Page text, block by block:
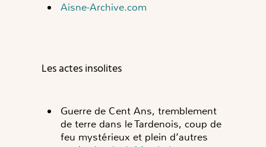
Aisne-Archive.com
Les actes insolites
Guerre de Cent Ans, tremblement
de terre dans le Tardenois, coup de
feu mystérieux et plein d’autres